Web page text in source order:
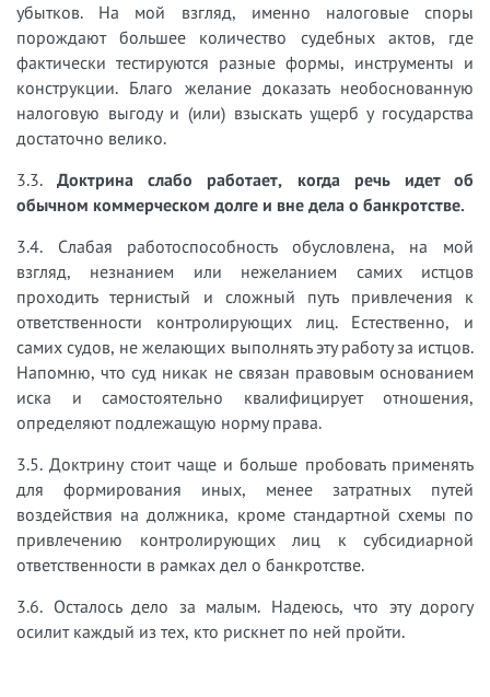
убытков. На мой взгляд, именно налоговые споры
порождают большее количество судебных актов, где
фактически тестируются разные формы, инструменты и
конструкции. Благо желание доказать необоснованную
налоговую выгоду и (или) взыскать ущерб у государства
достаточно велико.
3.3.Доктрина слабо работает, когда речь идет об
обычном коммерческом долге и вне дела о банкротстве.
3.4. Слабая работоспособность обусловлена, на мой
взгляд, незнанием или нежеланием самих истцов
проходить тернистый и сложный путь привлечения к
ответственности контролирующих лиц. Естественно, и
самих судов, не желающих выполнять эту работу за истцов.
Напомню, что суд никак не связан правовым основанием
иска и самостоятельно квалифицирует отношения,
определяют подлежащую норму права.
3.5. Доктрину стоит чаще и больше пробовать применять
для формирования иных, менее затратных путей
воздействия на должника, кроме стандартной схемы по
привлечению контролирующих лиц к субсидиарной
ответственности в рамках дел о банкротстве.
3.6. Осталось дело за малым. Надеюсь, что эту дорогу
осилит каждый из тех, кто рискнет по ней пройти.